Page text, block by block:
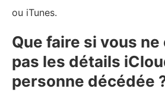
ou iTunes.
Que faire si vous
pas les détails
personne décédée